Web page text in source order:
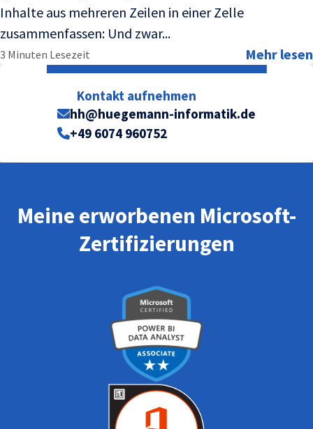
Inhalte aus mehreren Zeilen in einer Zelle
zusammenfassen: Und zwar...
3 Minuten Lesezeit Mehr lesen
Kontakt aufnehmen
hh@huegemann-informatik.de
+49 6074 960752
Meine erworbenen Microsoft-
Zertifizierungen